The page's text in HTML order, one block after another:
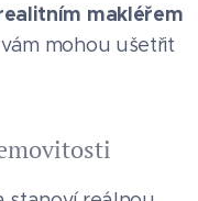
makléřem
mohou ušetřit